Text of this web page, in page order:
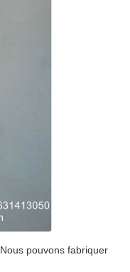
Nous pouvons fabriquer